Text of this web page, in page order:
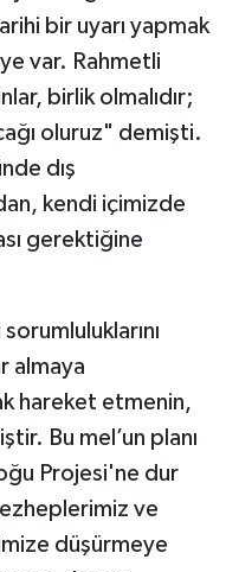
bir uyarı yapmak
var. Rahmetli
birlik olmalıdır;
oluruz" demişti.
dış
kendi içimizde
gerektiğine
almaya
hareket etmenin,
Bu mel’un planı
Projesi'ne dur
ve
düşürmeye